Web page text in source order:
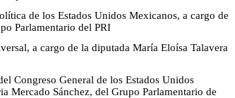
de los Estados Unidos Mexicanos, a cargo de
Parlamentario del PRI
a cargo de la diputada María Eloísa Talavera
Congreso General de los Estados Unidos
Mercado Sánchez, del Grupo Parlamentario de